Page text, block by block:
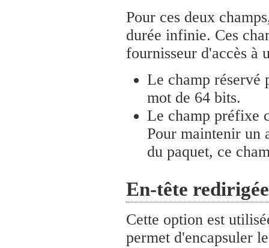
Pour ces deux
durée infinie. Ces
fournisseur d'accès à
Le champ réservé
mot de 64 bits.
Le champ préfixe
Pour maintenir un
du paquet, ce
En-tête redirigée
Cette option est
permet d'encapsuler